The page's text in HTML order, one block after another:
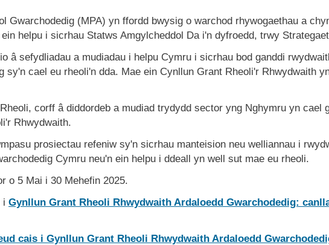
Gwarchodedig (MPA) yn ffordd bwysig o warchod rhywogaethau a
helpu i sicrhau Statws Amgylcheddol Da i'n dyfroedd, trwy
â sefydliadau a mudiadau i helpu Cymru i sicrhau bod ganddi
sy'n cael eu rheoli'n dda. Mae ein Cynllun Grant Rheoli'r Rhwydwaith
corff â diddordeb a mudiad trydydd sector yng Nghymru yn cael
Rhwydwaith.
prosiectau refeniw sy'n sicrhau manteision neu welliannau i
Cymru neu'n ein helpu i ddeall yn well sut mae eu rheoli.
o 5 Mai i 30 Mehefin 2025.
i Gynllun Grant Rheoli Rhwydwaith Ardaloedd Gwarchodedig:
cais i Gynllun Grant Rheoli Rhwydwaith Ardaloedd